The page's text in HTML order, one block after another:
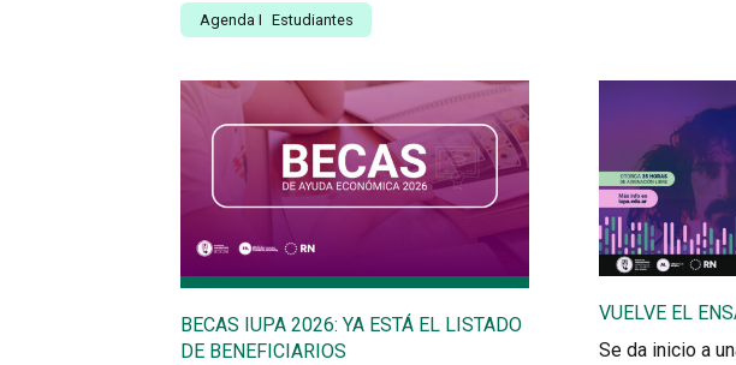
Agenda I Estudiantes
BECAS IUPA 2026: YA ESTÁ EL LISTADO
DE BENEFICIARIOS
VUELVE EL
Se da inicio a